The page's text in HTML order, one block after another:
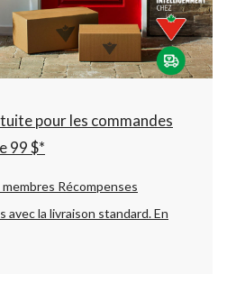
à
22:00
cliquer
pour
changer
pour les commandes
99 $*
Récompenses
avec la livraison standard.En